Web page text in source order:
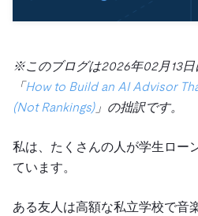
お問い合わせ
※このブログは2026年02月13
「How to Build an AI Advisor
(Not Rankings)」の拙訳です。
私は、たくさんの人が学生ロー
ています。
ある友人は高額な私立学校で音